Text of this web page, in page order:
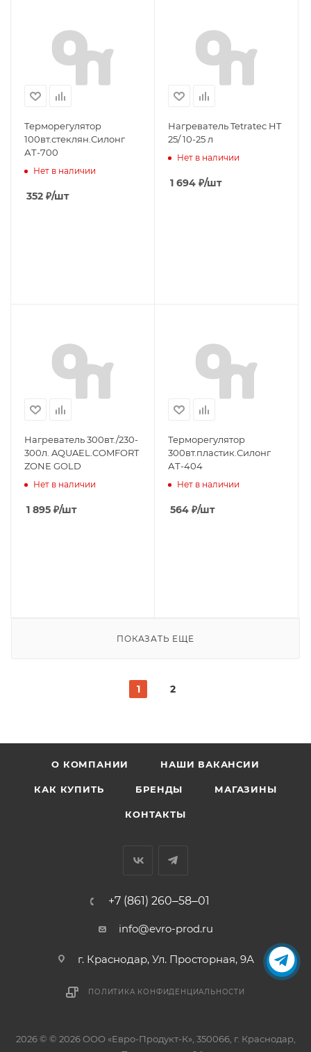
Терморегулятор
100вт.стеклян.Силонг
АТ-700
Нет в наличии
352 ₽/шт
Нагреватель Tetratec HT
25/ 10-25 л
Нет в наличии
1 694 ₽/шт
Нагреватель 300вт./230-
300л. AQUAEL.COMFORT
ZONE GOLD
Нет в наличии
1 895 ₽/шт
Терморегулятор
300вт.пластик.Силонг
АТ-404
Нет в наличии
564 ₽/шт
ПОКАЗАТЬ ЕЩЕ
1 2
О КОМПАНИИ НАШИ ВАКАНСИИ
КАК КУПИТЬ БРЕНДЫ МАГАЗИНЫ
КОНТАКТЫ
+7 (861) 260‒58‒01
info@evro-prod.ru
г. Краснодар, ​Ул. Просторная, 9А
ПОЛИТИКА КОНФИДЕНЦИАЛЬНОСТИ
2026 © © 2026 ООО «Евро-Продукт-К», 350066, г. Краснодар,